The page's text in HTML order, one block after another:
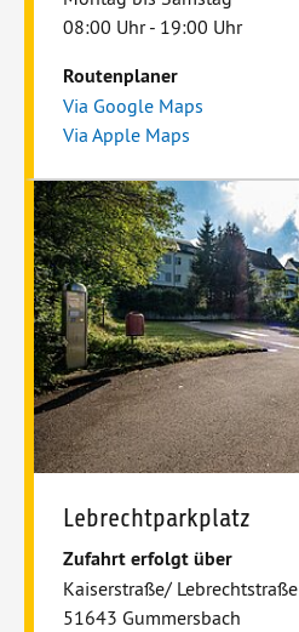
08:00 Uhr - 19:00 Uhr
Routenplaner
Via Google Maps
Via Apple Maps
Lebrechtparkplatz
Zufahrt erfolgt über
Kaiserstraße/ Lebrechtstraße
51643 Gummersbach